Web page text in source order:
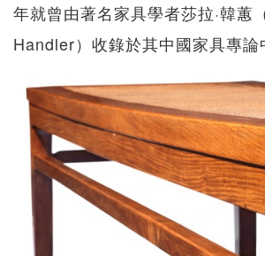
年就曾由著名家具學者莎拉·韓蕙
Handler）收錄於其中國家具專論